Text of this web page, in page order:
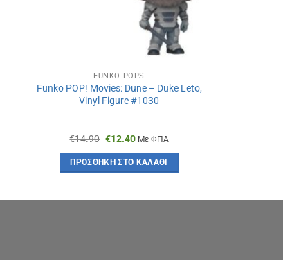
FUNKO POPS
Funko POP! Movies: Dune – Duke Leto,
Vinyl Figure #1030
€14.90 Original
was:
€14.90.
€12.40Η
τιμή
είναι:
Με ΦΠΑ
ΠΡΟΣΘΉΚΗ ΣΤΟ ΚΑΛΆΘΙ